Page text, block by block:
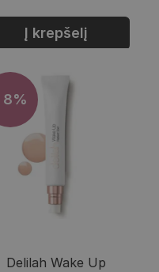
Į krepšelį
Delilah Wake Up